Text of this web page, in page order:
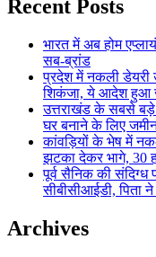
Recent Posts
भारत में अब होम
सब-ब्रांड
प्रदेश में नकली डेयरी
शिकंजा, ये आदेश हुआ
उत्तराखंड के सबसे बड़े
घर बनाने के लिए
कांवड़ियों के भेष में
झटका देकर भागे, 30
पूर्व सैनिक की संदिग्ध
सीबीसीआईडी, पिता
Archives